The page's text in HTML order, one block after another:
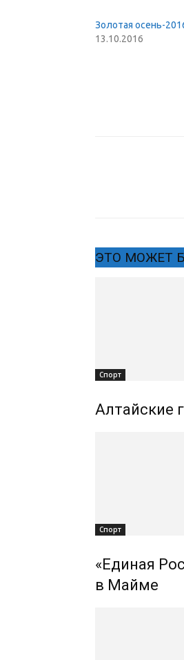
Золотая осень-
13.10.2016
ЭТО МОЖЕТ
Спорт
Алтайские
Спорт
«Единая
в Майме